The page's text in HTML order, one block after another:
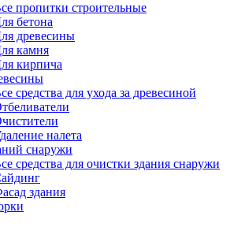
пропитки строительные
бетона
древесины
камня
кирпича
средства для ухода за древесиной
налета
снаружи
средства для очистки здания снаружи
здания